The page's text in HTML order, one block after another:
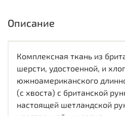
Описание
Комплексная ткань из
шерсти, удостоенной, и
южноамериканского
(с хвоста) с британской
настоящей шетландской